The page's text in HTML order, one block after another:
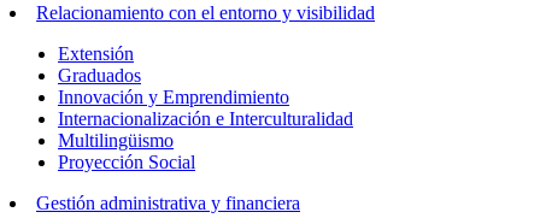
Relacionamiento con el entorno y visibilidad
Extensión
Graduados
Innovación y Emprendimiento
Internacionalización e Interculturalidad
Multilingüismo
Proyección Social
Gestión administrativa y financiera